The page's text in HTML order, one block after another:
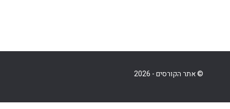
© אתר הקורסים - 2026